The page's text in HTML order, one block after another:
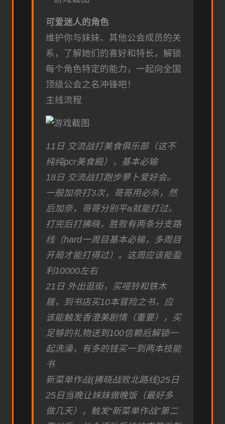
可爱迷人的角色
维护你与妹妹、其他公会成员的关
系，了解她们的喜好和特长，解锁
每个角色特定的能力，一起向全国
顶级公会之名冲锋吧！
主线流程
11日 交流战打美食俱乐部（这不
纯纯pcr美食殿），基本必输
18日 交流战打跑步萝卜爱好会。
一般加奈打3次，哥哥用必杀，然
后加奈，哥哥分别平a就能打过。
打完后打拂晓，胜败有两条分支路
线（hard一周目基本必输，多周目
开局才能打得过）。这周应该能盈
利10000左右
21日 外出逛街，买哑铃和铁木
屐，到书店买10本冒险之书，应
该能触发香澄美剧情（重要），买
足够的礼物送到100信赖后解锁一
起洗澡，有多的钱买一到两本技能
书
新菜单作战(拂晓战败北路线)25日
25日当晚让妹妹做晚饭（最好多
做几天），触发“新菜单作战”第二